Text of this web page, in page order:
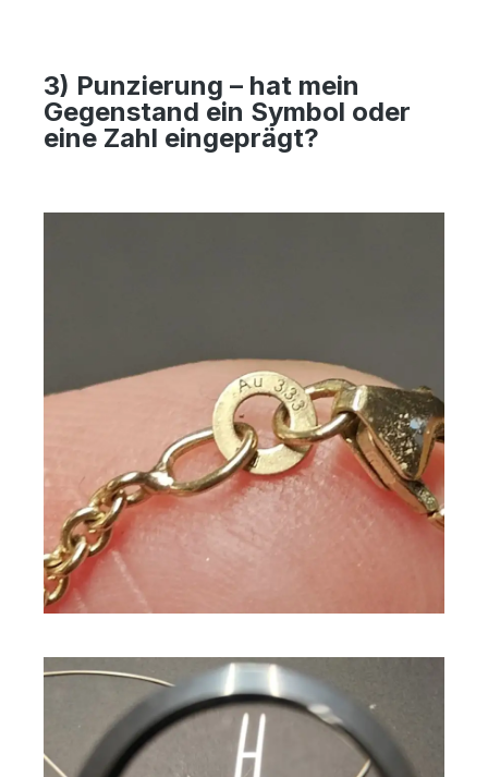
3) Punzierung – hat mein
Gegenstand ein Symbol oder
eine Zahl eingeprägt?